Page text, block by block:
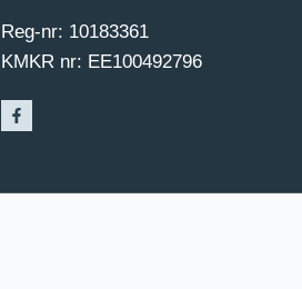
Reg-nr: 10183361
KMKR nr: EE100492796